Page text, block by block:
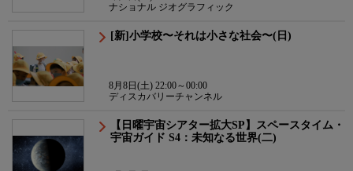
ナショナル ジオグラフィック
[新]小学校〜それは小さな社会〜(日)
8月8日(土) 22:00～00:00
ディスカバリーチャンネル
【日曜宇宙シアター拡大SP】スペースタイム・
宇宙ガイド S4：未知なる世界(二)